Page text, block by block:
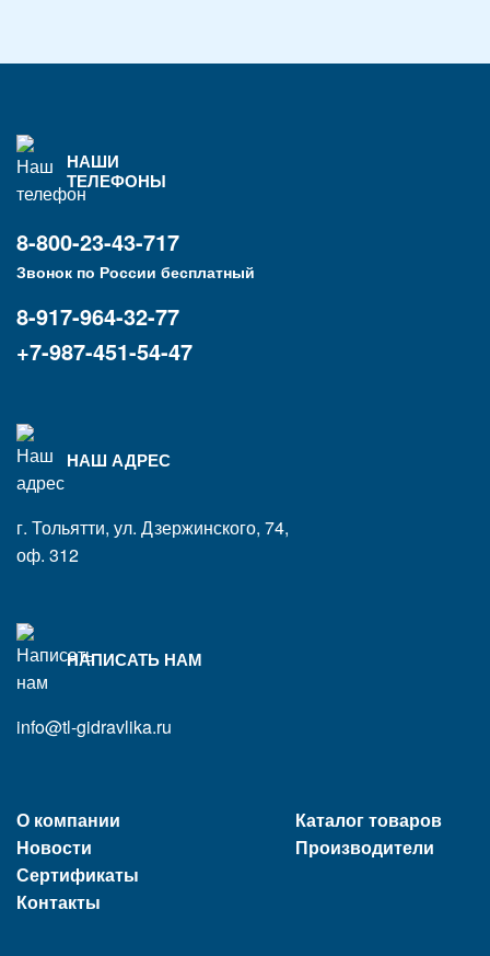
НАШИ
ТЕЛЕФОНЫ
8-800-23-43-717
Звонок по России бесплатный
8-917-964-32-77
+7-987-451-54-47
НАШ АДРЕС
г. Тольятти, ул. Дзержинского, 74,
оф. 312
НАПИСАТЬ НАМ
info@tl-gidravlika.ru
О компании
Новости
Сертификаты
Контакты
Каталог товаров
Производители